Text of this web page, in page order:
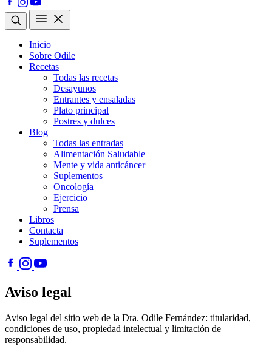
Inicio
Sobre Odile
Recetas
Todas las recetas
Desayunos
Entrantes y ensaladas
Plato principal
Postres y dulces
Blog
Todas las entradas
Alimentación Saludable
Mente y vida anticáncer
Suplementos
Oncología
Ejercicio
Prensa
Libros
Contacta
Suplementos
Aviso legal
Aviso legal del sitio web de la Dra. Odile Fernández: titularidad,
condiciones de uso, propiedad intelectual y limitación de
responsabilidad.